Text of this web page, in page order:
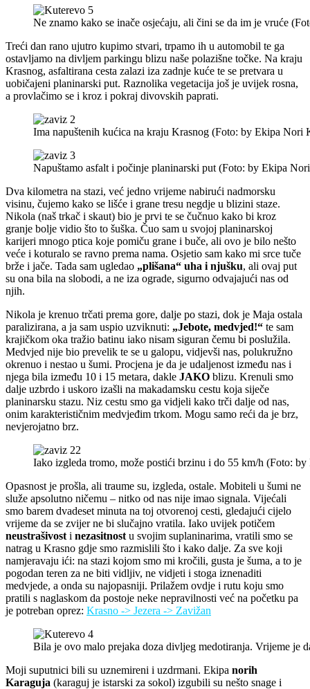
Ne znamo kako se inače osjećaju, ali čini se da im je vruće
Treći dan rano ujutro kupimo stvari, trpamo ih u automobil te ga
ostavljamo na divljem parkingu blizu naše polazišne točke. Na kraju
Krasnog, asfaltirana cesta zalazi iza zadnje kuće te se pretvara u
uobičajeni planinarski put. Raznolika vegetacija još je uvijek rosna,
a provlačimo se i kroz i pokraj divovskih paprati.
Ima napuštenih kućica na kraju Krasnog (Foto: by Ekipa Nori
Napuštamo asfalt i počinje planinarski put (Foto: by Ekipa
Dva kilometra na stazi, već jedno vrijeme nabirući nadmorsku
visinu, čujemo kako se lišće i grane tresu negdje u blizini staze.
Nikola (naš trkač i skaut) bio je prvi te se čučnuo kako bi kroz
granje bolje vidio što to šuška. Čuo sam u svojoj planinarskoj
karijeri mnogo ptica koje pomiču grane i buče, ali ovo je bilo nešto
veće i koturalo se ravno prema nama. Osjetio sam kako mi srce tuče
brže i jače. Tada sam ugledao „plišana“ uha i njušku, ali ovaj put
su ona bila na slobodi, a ne iza ograde, sigurno odvajajući nas od
njih.
Nikola je krenuo trčati prema gore, dalje po stazi, dok je Maja ostala
paralizirana, a ja sam uspio uzviknuti: „Jebote, medvjed!“ te sam
krajičkom oka tražio batinu iako nisam siguran čemu bi poslužila.
Medvjed nije bio prevelik te se u galopu, vidjevši nas, polukružno
okrenuo i nestao u šumi. Procjena je da je udaljenost između nas i
njega bila između 10 i 15 metara, dakle JAKO blizu. Krenuli smo
dalje uzbrdo i uskoro izašli na makadamsku cestu koja siječe
planinarsku stazu. Niz cestu smo ga vidjeli kako trči dalje od nas,
onim karakterističnim medvjeđim trkom. Mogu samo reći da je brz,
nevjerojatno brz.
Iako izgleda tromo, može postići brzinu i do 55 km/h (Foto:
Opasnost je prošla, ali traume su, izgleda, ostale. Mobiteli u šumi ne
služe apsolutno ničemu – nitko od nas nije imao signala. Vijećali
smo barem dvadeset minuta na toj otvorenoj cesti, gledajući cijelo
vrijeme da se zvijer ne bi slučajno vratila. Iako uvijek potičem
neustrašivost i nezasitnost u svojim suplaninarima, vratili smo se
natrag u Krasno gdje smo razmislili što i kako dalje. Za sve koji
namjeravaju ići: na stazi kojom smo mi kročili, gusta je šuma, a to je
pogodan teren za ne biti vidljiv, ne vidjeti i stoga iznenaditi
medvjede, a onda su najopasniji. Prilažem ovdje i rutu koju smo
pratili s naglaskom da postoje neke nepravilnosti već na početku pa
je potreban oprez: Krasno -> Jezera -> Zavižan
Bila je ovo malo prejaka doza divljeg medotiranja. Vrijeme je
Moji suputnici bili su uznemireni i uzdrmani. Ekipa norih
Karaguja (karaguj je istarski za sokol) izgubili su nešto snage i